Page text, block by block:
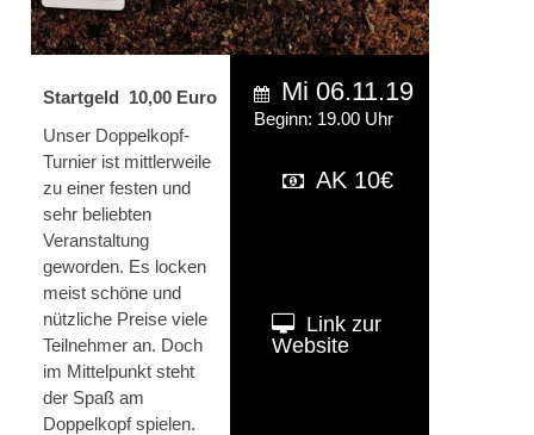
Startgeld 10,00 Euro
Unser Doppelkopf-
Turnier ist mittlerweile
zu einer festen und
sehr beliebten
Veranstaltung
geworden. Es locken
meist schöne und
nützliche Preise viele
Teilnehmer an. Doch
im Mittelpunkt steht
der Spaß am
Doppelkopf spielen.
Mi 06.11.19
Beginn: 19.00 Uhr
AK 10€
Link zur
Website